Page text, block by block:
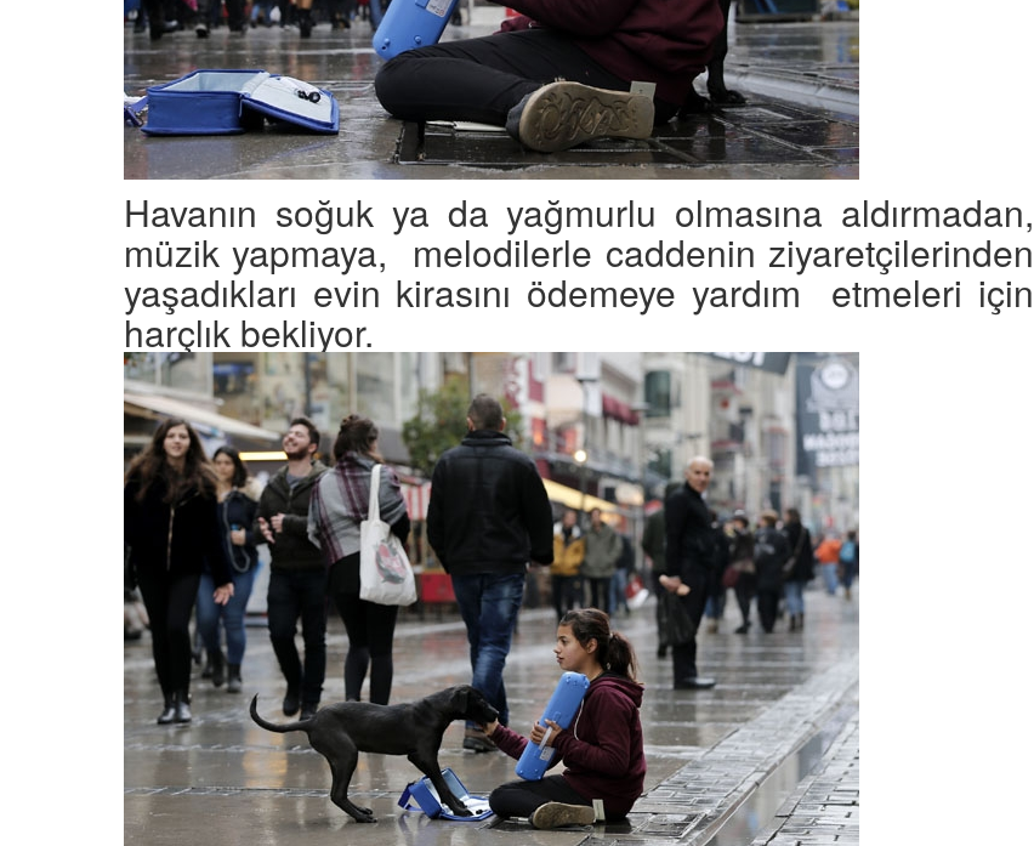
Havanın soğuk ya da yağmurlu olmasına aldırmadan,
müzik yapmaya, melodilerle caddenin ziyaretçilerinden
yaşadıkları evin kirasını ödemeye yardım etmeleri için
harçlık bekliyor.
ve Etkili
19.10.2025
Köpeklerde Kilo Problemleri:
Sağlıklı Zayıflama Yöntemleri
15.10.2025
Köpeklerin mi Ağızları Daha
Temiz, İnsanların mı? Bilim Ne
Diyor?
05.10.2025